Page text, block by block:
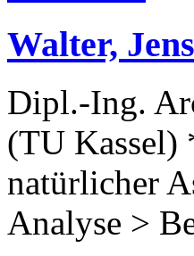
Walter,
Dipl.-Ing.
(TU Kassel)
natürlicher
Analyse >